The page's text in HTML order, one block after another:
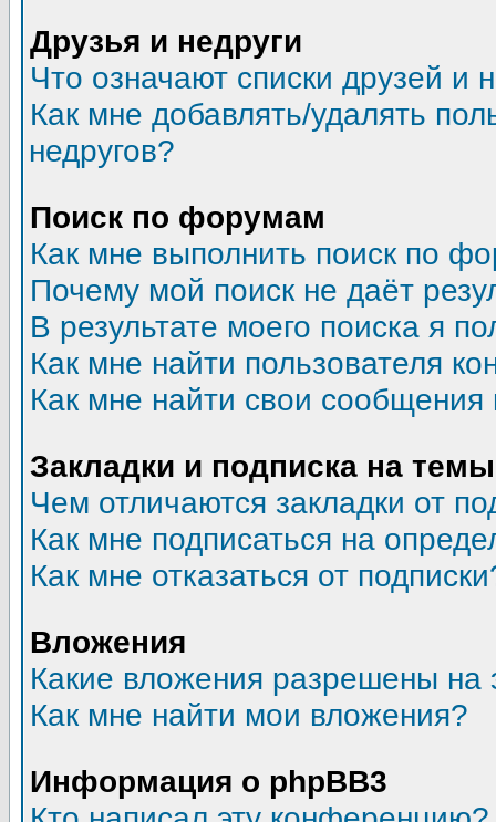
Друзья и недруги
Что означают списки друзей и
Как мне добавлять/удалять
недругов?
Поиск по форумам
Как мне выполнить поиск по
Почему мой поиск не даёт
В результате моего поиска я
Как мне найти пользователя
Как мне найти свои
Закладки и подписка на темы
Чем отличаются закладки от
Как мне подписаться на
Как мне отказаться от
Вложения
Какие вложения разрешены на
Как мне найти мои вложения?
Информация о phpBB3